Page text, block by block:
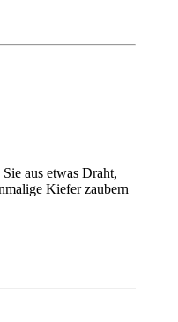
aus etwas Draht,
Kiefer zaubern